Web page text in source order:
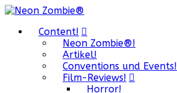
Content!
Neon Zombie®!
Artikel!
Conventions und Events!
Film-Reviews!
Horror!